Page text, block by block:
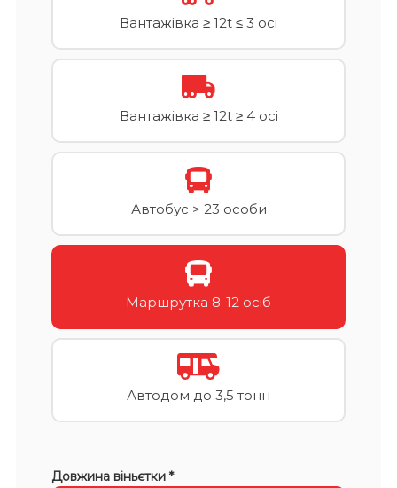
Вантажівка ≥ 12t ≤ 3 осі
Вантажівка ≥ 12t ≥ 4 осі
Автобус > 23 особи
Маршрутка 8-12 осіб
Автодом до 3,5 тонн
Довжина віньєтки *